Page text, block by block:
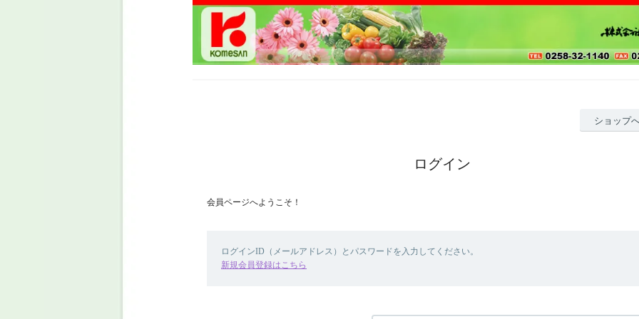
ショップ
ログイン
会員ページへようこそ！
ログインID（メールアドレス）とパスワードを入力してください。
新規会員登録はこちら